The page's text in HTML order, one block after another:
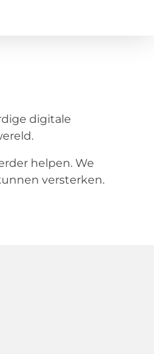
digitale
helpen. We
versterken.